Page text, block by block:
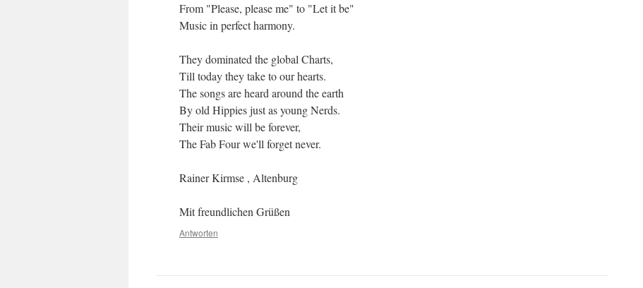
From "Please, please me" to "Let it be"
Music in perfect harmony.
They dominated the global Charts,
Till today they take to our hearts.
The songs are heard around the earth
By old Hippies just as young Nerds.
Their music will be forever,
The Fab Four we'll forget never.
Rainer Kirmse , Altenburg
Mit freundlichen Grüßen
Antworten